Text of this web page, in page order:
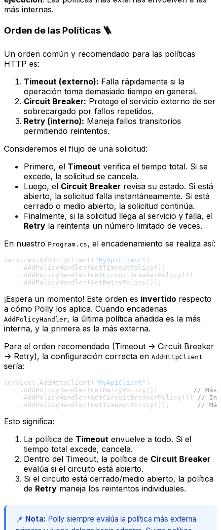
más internas.
Orden de las Políticas 🪜
Un orden común y recomendado para las políticas
HTTP es:
Timeout (externo): Falla rápidamente si la
operación toma demasiado tiempo en general.
Circuit Breaker: Protege el servicio externo de ser
sobrecargado por fallos repetidos.
Retry (interno): Maneja fallos transitorios
permitiendo reintentos.
Consideremos el flujo de una solicitud:
Primero, el Timeout verifica el tiempo total. Si se
excede, la solicitud se cancela.
Luego, el Circuit Breaker revisa su estado. Si está
abierto, la solicitud falla instantáneamente. Si está
cerrado o medio abierto, la solicitud continúa.
Finalmente, si la solicitud llega al servicio y falla, el
Retry la reintenta un número limitado de veces.
En nuestro Program.cs, el encadenamiento se realiza así:
services.AddHttpClient( "MyApiClient" )
    .AddPolicyHandler(GetTimeoutPolicy())
    .AddPolicyHandler(GetCircuitBreakerPolicy())
¡Espera un momento! Este orden es invertido respecto
a cómo Polly los aplica. Cuando encadenas
AddPolicyHandler, la última política añadida es la más
interna, y la primera es la más externa.
Para el orden recomendado (Timeout -> Circuit Breaker
-> Retry), la configuración correcta en AddHttpClient
sería:
services.AddHttpClient( "MyApiClient" )
    .AddPolicyHandler(GetRetryPolicy())
// Más
    .AddPolicyHandler(GetCircuitBreakerPolicy())
//
    .AddPolicyHandler(GetTimeoutPolicy());
//
Esto significa:
La política de Timeout envuelve a todo. Si el
tiempo total excede, cancela.
Dentro del Timeout, la política de Circuit Breaker
evalúa si el circuito está abierto.
Si el circuito está cerrado/medio abierto, la política
de Retry maneja los reintentos individuales.
📌 Nota: Polly siempre evalúa la política más externa